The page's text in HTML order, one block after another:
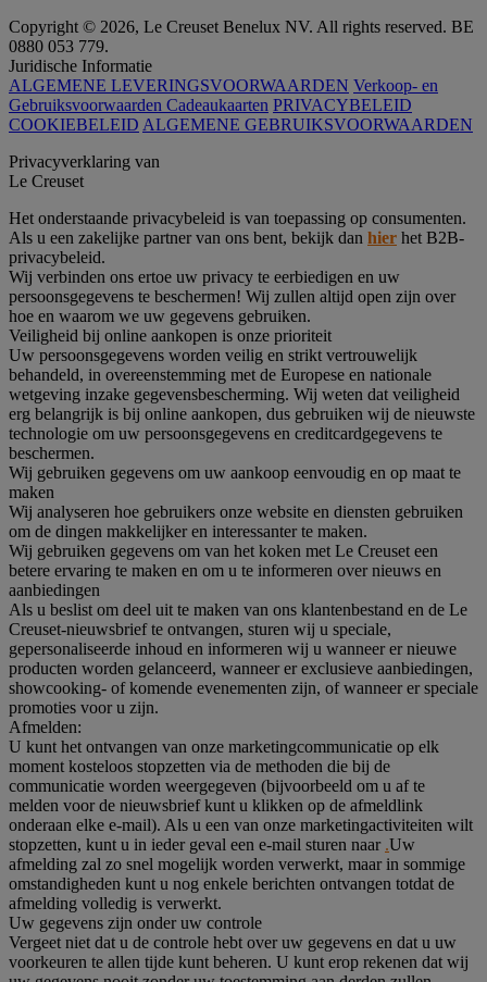
Copyright © 2026, Le Creuset Benelux NV. All rights reserved. BE
0880 053 779.
Juridische Informatie
ALGEMENE LEVERINGSVOORWAARDEN Verkoop- en
Gebruiksvoorwaarden Cadeaukaarten PRIVACYBELEID
COOKIEBELEID ALGEMENE GEBRUIKSVOORWAARDEN
Privacyverklaring van
Le Creuset
Het onderstaande privacybeleid is van toepassing op consumenten.
Als u een zakelijke partner van ons bent, bekijk dan hier het B2B-
privacybeleid.
Wij verbinden ons ertoe uw privacy te eerbiedigen en uw
persoonsgegevens te beschermen! Wij zullen altijd open zijn over
hoe en waarom we uw gegevens gebruiken.
Veiligheid bij online aankopen is onze prioriteit
Uw persoonsgegevens worden veilig en strikt vertrouwelijk
behandeld, in overeenstemming met de Europese en nationale
wetgeving inzake gegevensbescherming. Wij weten dat veiligheid
erg belangrijk is bij online aankopen, dus gebruiken wij de nieuwste
technologie om uw persoonsgegevens en creditcardgegevens te
beschermen.
Wij gebruiken gegevens om uw aankoop eenvoudig en op maat te
maken
Wij analyseren hoe gebruikers onze website en diensten gebruiken
om de dingen makkelijker en interessanter te maken.
Wij gebruiken gegevens om van het koken met Le Creuset een
betere ervaring te maken en om u te informeren over nieuws en
aanbiedingen
Als u beslist om deel uit te maken van ons klantenbestand en de Le
Creuset-nieuwsbrief te ontvangen, sturen wij u speciale,
gepersonaliseerde inhoud en informeren wij u wanneer er nieuwe
producten worden gelanceerd, wanneer er exclusieve aanbiedingen,
showcooking- of komende evenementen zijn, of wanneer er speciale
promoties voor u zijn.
Afmelden:
U kunt het ontvangen van onze marketingcommunicatie op elk
moment kosteloos stopzetten via de methoden die bij de
communicatie worden weergegeven (bijvoorbeeld om u af te
melden voor de nieuwsbrief kunt u klikken op de afmeldlink
onderaan elke e-mail). Als u een van onze marketingactiviteiten wilt
stopzetten, kunt u in ieder geval een e-mail sturen naar .Uw
afmelding zal zo snel mogelijk worden verwerkt, maar in sommige
omstandigheden kunt u nog enkele berichten ontvangen totdat de
afmelding volledig is verwerkt.
Uw gegevens zijn onder uw controle
Vergeet niet dat u de controle hebt over uw gegevens en dat u uw
voorkeuren te allen tijde kunt beheren. U kunt erop rekenen dat wij